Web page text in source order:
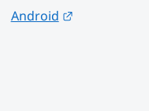
Android
Länk till